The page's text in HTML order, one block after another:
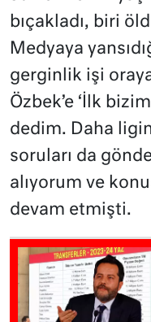
bıçakladı, biri
Medyaya
gerginlik işi
Özbek’e ‘İlk
dedim. Daha ligin
soruları da
alıyorum ve
devam etmişti.